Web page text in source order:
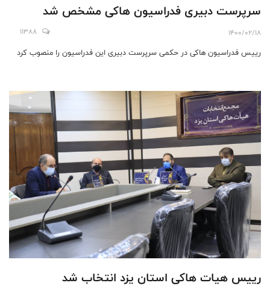
سرپرست دبیری فدراسیون ها‌کی مشخص شد
1400/02/18
11388
رییس فدراسیون ها‌کی در حکمی سرپرست دبیری این فدراسیون را منصوب کرد
رییس هیات ها‌کی استان یزد انتخاب شد